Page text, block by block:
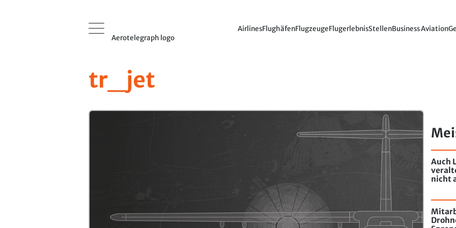
Aerotelegraph logo
AirlinesFlughäfenFlugzeugeFlugerlebnisStellenBusiness Aviation
tr_jet
Auch
nicht